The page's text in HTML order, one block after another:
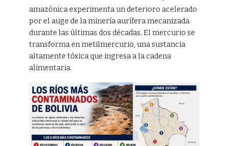
amazónica experimenta un deterioro acelerado
por el auge de la minería aurífera mecanizada
durante las últimas dos décadas. El mercurio se
transforma en metilmercurio, una sustancia
altamente tóxica que ingresa a la cadena
alimentaria.